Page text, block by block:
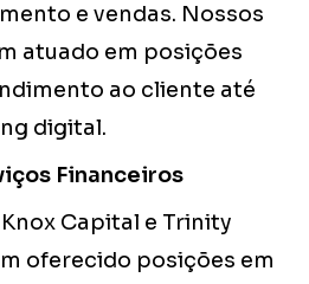
e vendas. Nossos
atuado em posições
ao cliente até
digital.
Financeiros
Capital e Trinity
oferecido posições em